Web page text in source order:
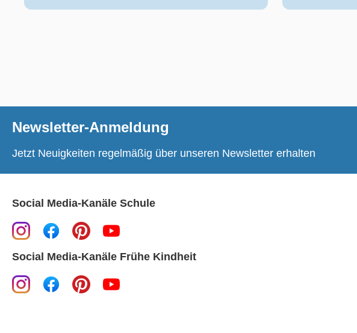
Newsletter-Anmeldung
Jetzt Neuigkeiten regelmäßig über unseren Newsletter erhalten
Social Media-Kanäle Schule
Social Media-Kanäle Frühe Kindheit